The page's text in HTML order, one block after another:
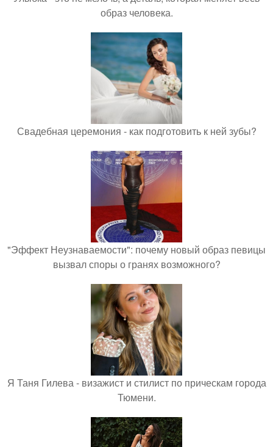
образ человека.
Свадебная церемония - как подготовить к ней зубы?
"Эффект Неузнаваемости": почему новый образ певицы
вызвал споры о гранях возможного?
Я Таня Гилева - визажист и стилист по прическам города
Тюмени.